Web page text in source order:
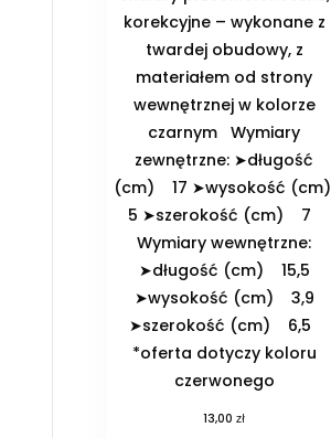
korekcyjne – wykonane z
twardej obudowy, z
materiałem od strony
wewnętrznej w kolorze
czarnym ️Wymiary
zewnętrzne: ➤długość
(cm) 17 ➤wysokość (cm)
5 ➤szerokość (cm) 7
️Wymiary wewnętrzne:
➤długość (cm) 15,5
➤wysokość (cm) 3,9
➤szerokość (cm) 6,5
*oferta dotyczy koloru
czerwonego
13,00zł